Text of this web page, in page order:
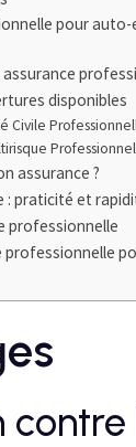
pour
disponibles
Civile
assurance ?
: praticité et
professionnelle
professionnelle
contre